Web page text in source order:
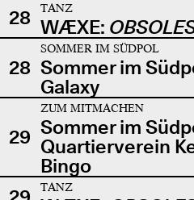
28
TANZ
WÆXE:
28
SOMMER IM SÜDPOL
Sommer im
Galaxy
29
ZUM MITMACHEN
Sommer im
Quartierverein
Bingo
TANZ